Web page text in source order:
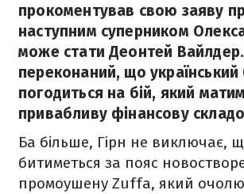
прокоментував свою заяву
наступним суперником
може стати Деонтей
переконаний, що український
погодиться на бій, який
привабливу фінансову
Ба більше, Гірн не виключає,
битиметься за пояс
промоушену Zuffa, який